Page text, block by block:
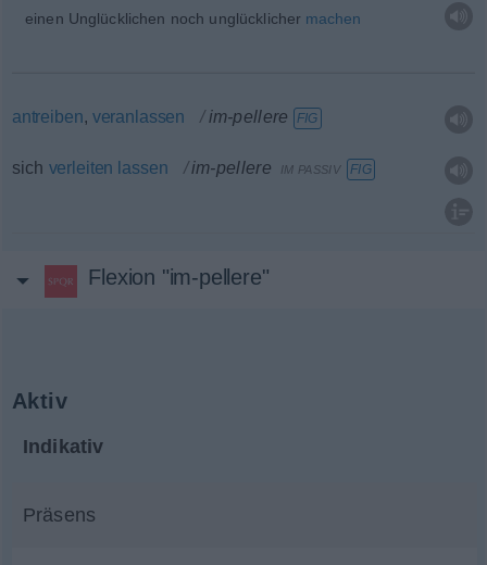
einen Unglücklichen noch unglücklicher machen
antreiben, veranlassen im-pellere FIG
sich verleiten lassen im-pellere IM PASSIV FIG
Flexion "im-pellere"
Aktiv
Indikativ
Präsens